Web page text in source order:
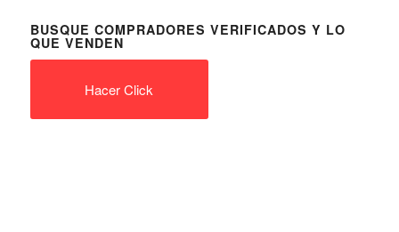
BUSQUE COMPRADORES VERIFICADOS Y LO
QUE VENDEN
Hacer Click